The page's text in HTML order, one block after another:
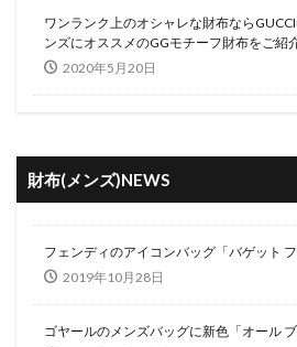
ワンランク上のオシャレな財布なら
ンズにオススメのGGモチーフ財布をご紹
2020年5月20日
財布(メンズ)NEWS
フェンディのアイコンバッグ「バゲット
2019年10月28日
ゴヤールのメンズバッグに新色「オール